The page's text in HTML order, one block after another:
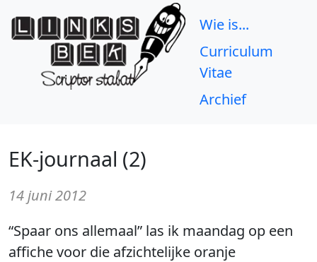
Wie is...
Curriculum
Vitae
Archief
EK-journaal (2)
14 juni 2012
“Spaar ons allemaal” las ik maandag op een
affiche voor die afzichtelijke oranje